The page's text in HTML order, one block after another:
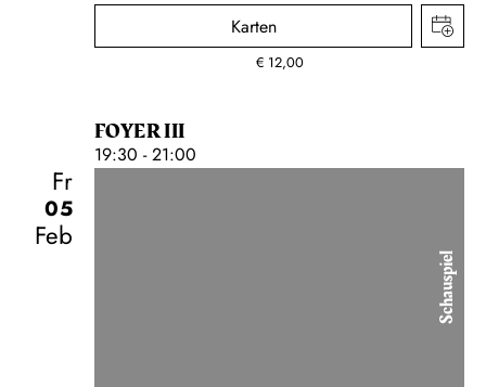
Karten
€ 12,00
FOYER III
19:30 - 21:00
Fr
05
Feb
Schauspiel